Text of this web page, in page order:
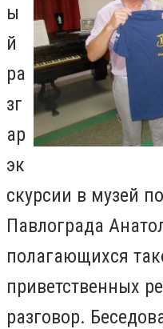
ы
й
ра
зг
ар
эк
скурсии в музей
Павлограда
полагающихся
приветственных
разговор.